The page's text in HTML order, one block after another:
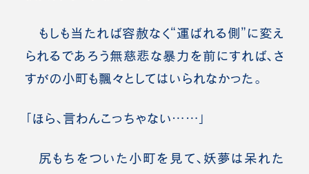
もしも当たれば容赦なく“運ばれる側”に変え
られるであろう無慈悲な暴力を前にすれば、さ
すがの小町も飄々としてはいられなかった。
「ほら、言わんこっちゃない……」
尻もちをついた小町を見て、妖夢は呆れた